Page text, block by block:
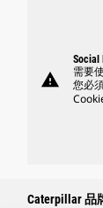
warning
Social
需要
您必
Caterpillar 品